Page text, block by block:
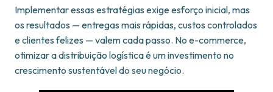
Implementar essas estratégias exige esforço inicial, mas
os resultados — entregas mais rápidas, custos controlados
e clientes felizes — valem cada passo. No e-commerce,
otimizar a distribuição logística é um investimento no
crescimento sustentável do seu negócio.